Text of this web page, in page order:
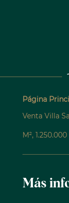
Página
Venta Villa
M²,
Más